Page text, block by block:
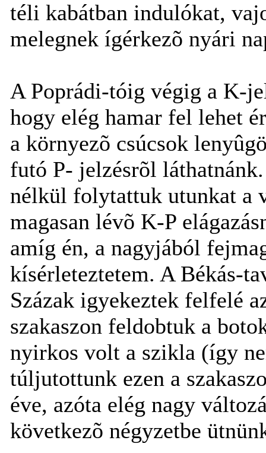
téli kabátban indulókat,
melegnek ígérkezõ nyári
A Poprádi-tóig végig a K-
hogy elég hamar fel lehet
a környezõ csúcsok
futó P- jelzésrõl
nélkül folytattuk utunkat a
magasan lévõ K-P
amíg én, a nagyjából
kísérleteztetem. A Békás-
Százak igyekeztek felfelé
szakaszon feldobtuk a
nyirkos volt a szikla (így
túljutottunk ezen a
éve, azóta elég nagy
következõ négyzetbe